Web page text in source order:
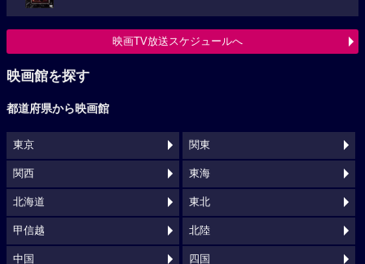
映画TV放送スケジュールへ
映画館を探す
都道府県から映画館
東京 関東
関西 東海
北海道 東北
甲信越 北陸
中国 四国